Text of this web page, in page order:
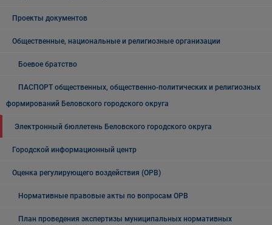
Проекты документов
Общественные, национальные и религиозные организации
Боевое братство
ПАСПОРТ общественных, общественно-политических и религиозных
формирований Беловского городского округа
Электронный бюллетень Беловского городского округа
Городской информационный центр
Оценка регулирующего воздействия (ОРВ)
Нормативные правовые акты по вопросам ОРВ
План проведения экспертизы муниципальных нормативных